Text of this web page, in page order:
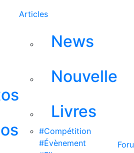
Articles
News
Nouvelle
Livres
#Compétition
#Évènement